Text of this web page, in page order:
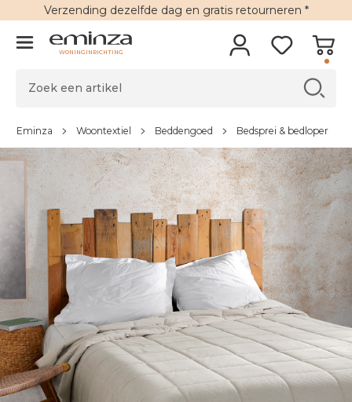
Verzending dezelfde dag en gratis retourneren *
WONINGINRICHTING
Eminza Woontextiel Beddengoed Bedsprei & bedloper